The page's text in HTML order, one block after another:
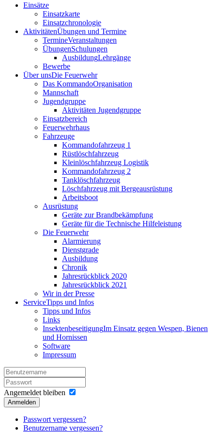
Einsätze
Einsatzkarte
Einsatzchronologie
AktivitätenÜbungen und Termine
TermineVeranstaltungen
ÜbungenSchulungen
AusbildungLehrgänge
Bewerbe
Über unsDie Feuerwehr
Das KommandoOrganisation
Mannschaft
Jugendgruppe
Aktivitäten Jugendgruppe
Einsatzbereich
Feuerwehrhaus
Fahrzeuge
Kommandofahrzeug 1
Rüstlöschfahrzeug
Kleinlöschfahrzeug Logistik
Kommandofahrzeug 2
Tanklöschfahrzeug
Löschfahrzeug mit Bergeausrüstung
Arbeitsboot
Ausrüstung
Geräte zur Brandbekämpfung
Geräte für die Technische Hilfeleistung
Die Feuerwehr
Alarmierung
Dienstgrade
Ausbildung
Chronik
Jahresrückblick 2020
Jahresrückblick 2021
Wir in der Presse
ServiceTipps und Infos
Tipps und Infos
Links
InsektenbeseitigungIm Einsatz gegen Wespen, Bienen
und Hornissen
Software
Impressum
Angemeldet bleiben
Anmelden
Passwort vergessen?
Benutzername vergessen?